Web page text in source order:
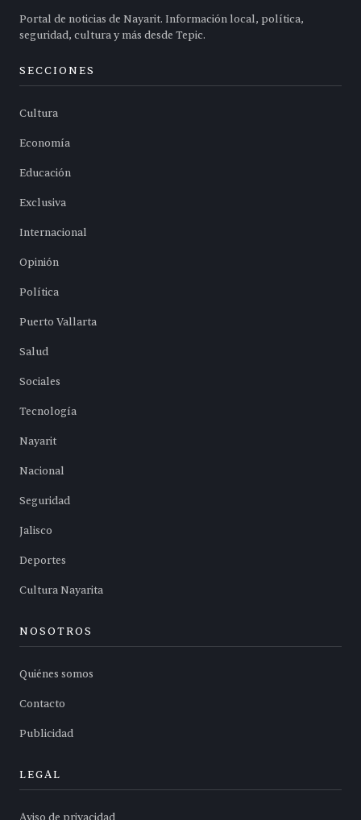
Portal de noticias de Nayarit. Información local, política,
seguridad, cultura y más desde Tepic.
SECCIONES
Cultura
Economía
Educación
Exclusiva
Internacional
Opinión
Política
Puerto Vallarta
Salud
Sociales
Tecnología
Nayarit
Nacional
Seguridad
Jalisco
Deportes
Cultura Nayarita
NOSOTROS
Quiénes somos
Contacto
Publicidad
LEGAL